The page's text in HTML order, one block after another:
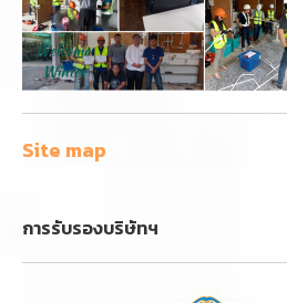
Site map
การรับรองบริษัทฯ